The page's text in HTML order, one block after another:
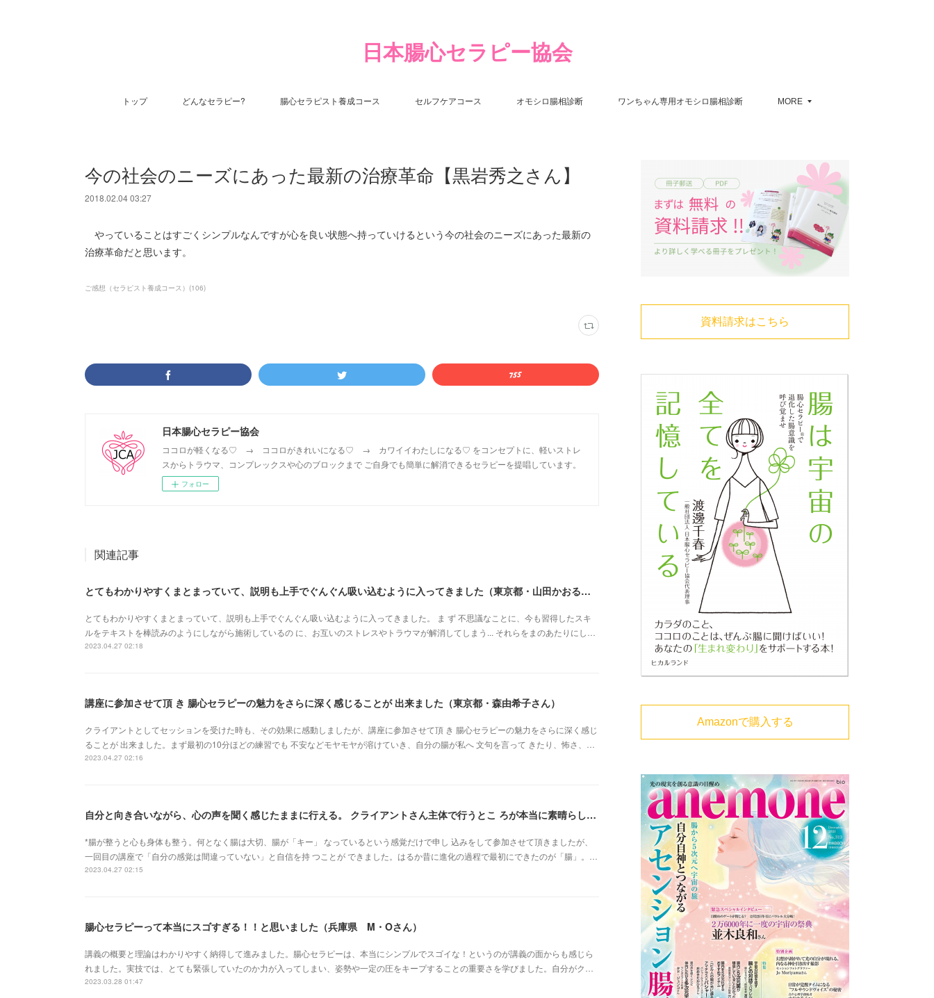
日本腸心セラピー協会
トップ どんなセラピー? 腸心セラピスト養成コース セルフケアコース オモシロ腸相診断 ワンちゃん専用オモシロ腸相診断 MORE
今の社会のニーズにあった最新の治療革命【黒岩秀之さん】
2018.02.04 03:27
やっていることはすごくシンプルなんですが心を良い状態へ持っていけるという今の社会のニーズにあった最新の
治療革命だと思います。
ご感想（セラピスト養成コース） (106)
日本腸心セラピー協会
ココロが軽くなる♡ → ココロがきれいになる♡ → カワイイわたしになる♡ をコンセプトに、軽いストレ
スからトラウマ、コンプレックスや心のブロックまで ご自身でも簡単に解消できるセラピーを提唱しています。
フォロー
関連記事
とてもわかりやすくまとまっていて、説明も上手でぐんぐん吸い込むように入ってきました（東京都・山田かおるさん）
とてもわかりやすくまとまっていて、説明も上手でぐんぐん吸い込むように入ってきました。 ま ず 不思議なことに、今も習得したスキ
ルをテキストを棒読みのようにしながら施術しているの に、お互いのストレスやトラウマが解消してしまう... それらをまのあたりにし…
2023.04.27 02:18
講座に参加させて頂 き 腸心セラピーの魅力をさらに深く感じることが 出来ました（東京都・森由希子さん）
クライアントとしてセッションを受けた時も、その効果に感動しましたが、講座に参加させて頂 き 腸心セラピーの魅力をさらに深く感じ
ることが 出来ました。まず最初の10分ほどの練習でも 不安などモヤモヤが溶けていき、自分の腸が私へ 文句を言って きたり、怖さ、…
2023.04.27 02:16
自分と向き合いながら、心の声を聞く感じたままに行える。 クライアントさん主体で行うとこ ろが本当に素晴らしいです（新潟県・佐藤よしみさん）
*腸が整うと心も身体も整う。何となく腸は大切、腸が「キー」 なっているという感覚だけで申し 込みをして参加させて頂きましたが、
一回目の講座で「自分の感覚は間違っていない」と自信を持 つことが できました。はるか昔に進化の過程で最初にできたのが「腸」。…
2023.04.27 02:15
腸心セラピーって本当にスゴすぎる！！と思いました（兵庫県 M・Oさん）
講義の概要と理論はわかりやすく納得して進みました。腸心セラピーは、本当にシンプルでスゴイな！というのが講義の面からも感じら
れました。実技では、とても緊張していたのか力が入ってしまい、姿勢や一定の圧をキープすることの重要さを学びました。自分がク…
2023.03.28 01:47
資料請求はこちら
Amazonで購入する